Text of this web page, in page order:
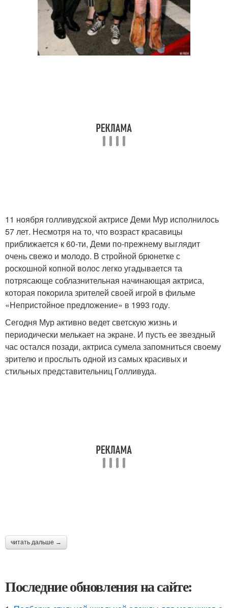
11 ноября голливудской актрисе Деми Мур исполнилось
57 лет. Несмотря на то, что возраст красавицы
приближается к 60-ти, Деми по-прежнему выглядит
очень свежо и молодо. В стройной брюнетке с
роскошной копной волос легко угадывается та
потрясающе соблазнительная начинающая актриса,
которая покорила зрителей своей игрой в фильме
«Непристойное предложение» в 1993 году.
Сегодня Мур активно ведет светскую жизнь и
периодически мелькает на экране. И пусть ее звездный
час остался позади, актриса сумела запомниться своему
зрителю и прослыть одной из самых красивых и
стильных представительниц Голливуда.
читать дальше →
Последние обновления на сайте: